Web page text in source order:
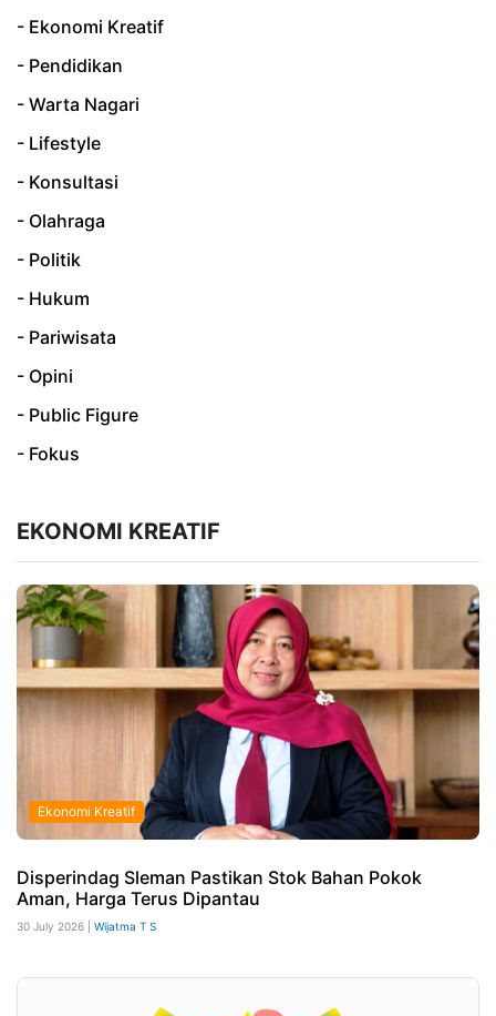
- Ekonomi Kreatif
- Pendidikan
- Warta Nagari
- Lifestyle
- Konsultasi
- Olahraga
- Politik
- Hukum
- Pariwisata
- Opini
- Public Figure
- Fokus
EKONOMI KREATIF
Ekonomi Kreatif
Disperindag Sleman Pastikan Stok Bahan Pokok
Aman, Harga Terus Dipantau
30 July 2026 | Wijatma T S